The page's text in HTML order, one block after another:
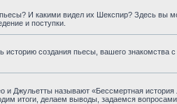
И какими видел их Шекспир? Здесь вы
и поступки.
историю создания пьесы, вашего знакомства
и Джульетты называют «Бессмертная
итоги, делаем выводы, задаемся